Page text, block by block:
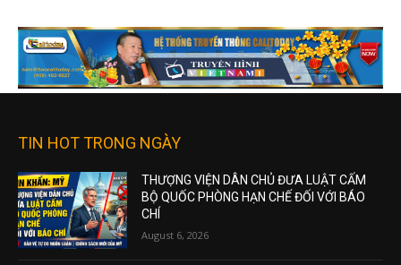
TIN HOT TRONG NGÀY
THƯỢNG VIỆN DÂN CHỦ ĐƯA LUẬT CẤM
BỘ QUỐC PHÒNG HẠN CHẾ ĐỐI VỚI BÁO
CHÍ
August 6, 2026